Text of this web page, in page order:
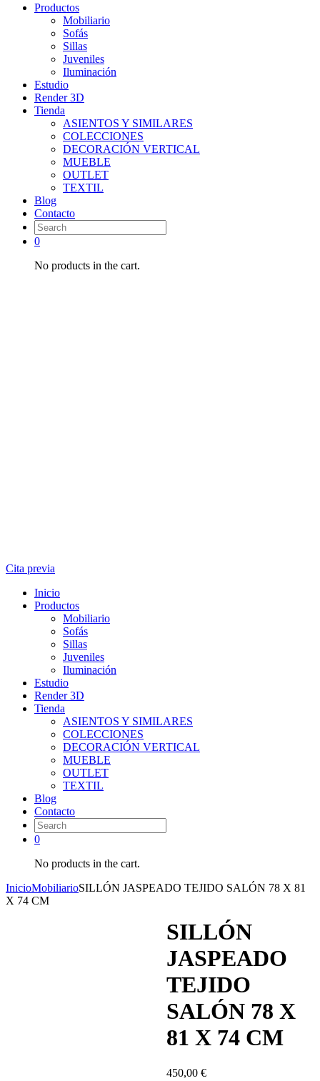
Productos
Mobiliario
Sofás
Sillas
Juveniles
Iluminación
Estudio
Render 3D
Tienda
ASIENTOS Y SIMILARES
COLECCIONES
DECORACIÓN VERTICAL
MUEBLE
OUTLET
TEXTIL
Blog
Contacto
0
No products in the cart.
Cita previa
Inicio
Productos
Mobiliario
Sofás
Sillas
Juveniles
Iluminación
Estudio
Render 3D
Tienda
ASIENTOS Y SIMILARES
COLECCIONES
DECORACIÓN VERTICAL
MUEBLE
OUTLET
TEXTIL
Blog
Contacto
0
No products in the cart.
InicioMobiliarioSILLÓN JASPEADO TEJIDO SALÓN 78 X 81
X 74 CM
SILLÓN
JASPEADO
TEJIDO
SALÓN 78 X
81 X 74 CM
450,00 €